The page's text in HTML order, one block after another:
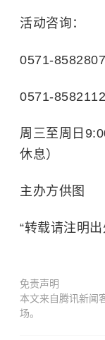
活动咨询：
0571-
0571-
周三至周日
休息）
主办方供图
“转载请注明出
免责声明
本文来自腾讯新闻
场。